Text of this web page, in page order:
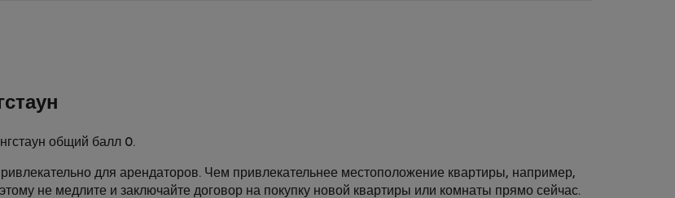
общий балл 0.
для арендаторов. Чем привлекательнее местоположение квартиры, например,
не медлите и заключайте договор на покупку новой квартиры или комнаты прямо сейчас.